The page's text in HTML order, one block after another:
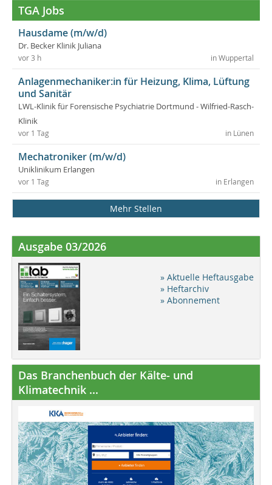
TGA Jobs
Hausdame (m/w/d)
Dr. Becker Klinik Juliana
in Wuppertal
vor 3 h
Anlagenmechaniker:in für Heizung, Klima, Lüftung
und Sanitär
LWL-Klinik für Forensische Psychiatrie Dortmund - Wilfried-Rasch-
Klinik
in Lünen
vor 1 Tag
Mechatroniker (m/w/d)
Uniklinikum Erlangen
in Erlangen
vor 1 Tag
Mehr Stellen
Ausgabe 03/2026
» Aktuelle Heftausgabe
» Heftarchiv
» Abonnement
Das Branchenbuch der Kälte- und
Klimatechnik ...